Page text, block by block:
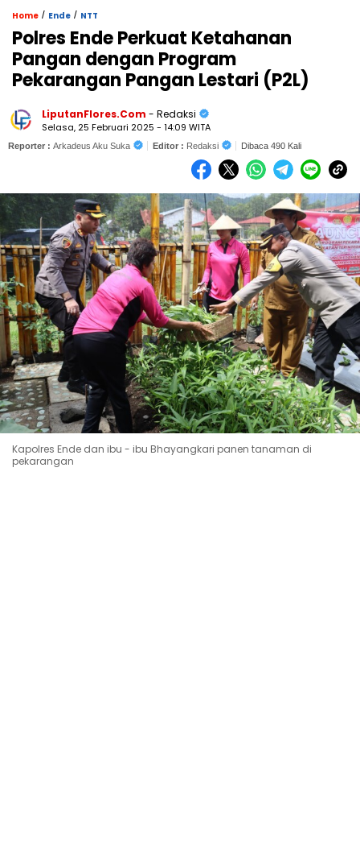
Home / Ende / NTT
Polres Ende Perkuat Ketahanan
Pangan dengan Program
Pekarangan Pangan Lestari (P2L)
LiputanFlores.Com - Redaksi
Selasa, 25 Februari 2025 - 14:09 WITA
Reporter : Arkadeus Aku Suka Editor : Redaksi Dibaca 490 Kali
Kapolres Ende dan ibu - ibu Bhayangkari panen tanaman di
pekarangan